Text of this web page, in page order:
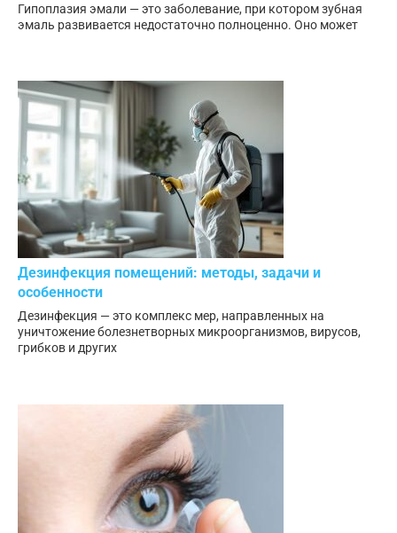
Гипоплазия эмали — это заболевание, при котором зубная
эмаль развивается недостаточно полноценно. Оно может
Дезинфекция помещений: методы, задачи и
особенности
Дезинфекция — это комплекс мер, направленных на
уничтожение болезнетворных микроорганизмов, вирусов,
грибков и других